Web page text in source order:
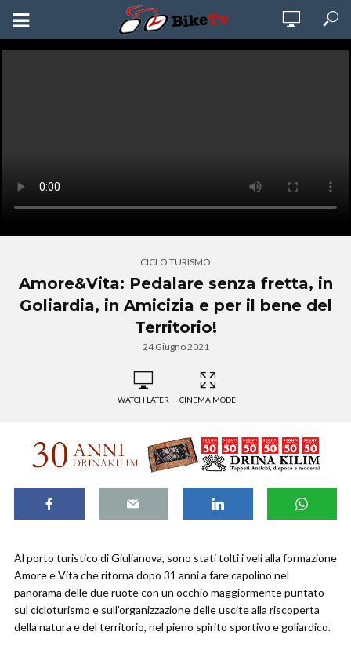
CICLO TURISMO
Amore&Vita: Pedalare senza fretta, in
Goliardia, in Amicizia e per il bene del
Territorio!
24 Giugno 2021
WATCH LATER CINEMA MODE
Al porto turistico di Giulianova, sono stati tolti i veli alla formazione
Amore e Vita che ritorna dopo 31 anni a fare capolino nel
panorama delle due ruote con un occhio maggiormente puntato
sul cicloturismo e sull’organizzazione delle uscite alla riscoperta
della natura e del territorio, nel pieno spirito sportivo e goliardico.